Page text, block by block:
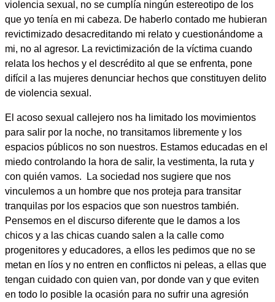
violencia sexual, no se cumplía ningún estereotipo de los
que yo tenía en mi cabeza. De haberlo contado me hubieran
revictimizado desacreditando mi relato y cuestionándome a
mi, no al agresor. La revictimización de la víctima cuando
relata los hechos y el descrédito al que se enfrenta, pone
difícil a las mujeres denunciar hechos que constituyen delito
de violencia sexual.
El acoso sexual callejero nos ha limitado los movimientos
para salir por la noche, no transitamos libremente y los
espacios públicos no son nuestros. Estamos educadas en el
miedo controlando la hora de salir, la vestimenta, la ruta y
con quién vamos. La sociedad nos sugiere que nos
vinculemos a un hombre que nos proteja para transitar
tranquilas por los espacios que son nuestros también.
Pensemos en el discurso diferente que le damos a los
chicos y a las chicas cuando salen a la calle como
progenitores y educadores, a ellos les pedimos que no se
metan en líos y no entren en conflictos ni peleas, a ellas que
tengan cuidado con quien van, por donde van y que eviten
en todo lo posible la ocasión para no sufrir una agresión